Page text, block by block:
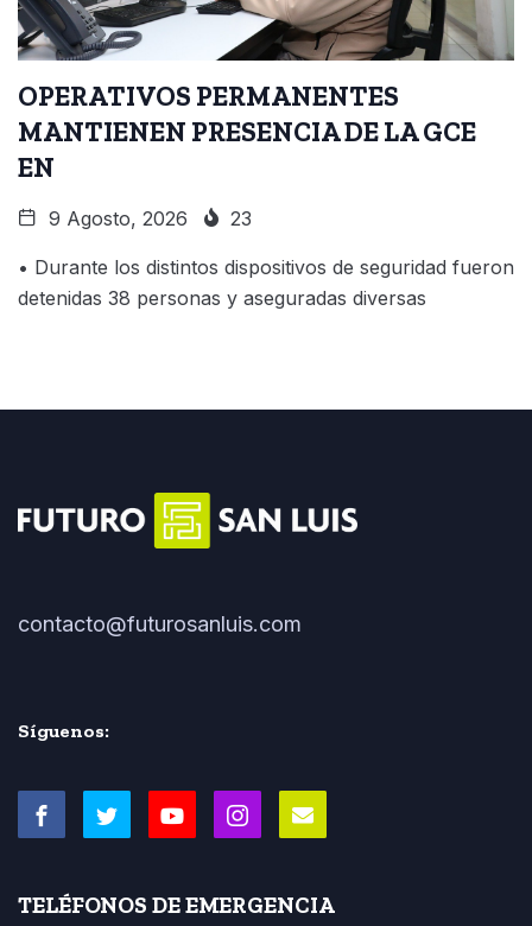
OPERATIVOS PERMANENTES
MANTIENEN PRESENCIA DE LA GCE
EN
9 Agosto, 2026 23
• Durante los distintos dispositivos de seguridad fueron
detenidas 38 personas y aseguradas diversas
contacto@futurosanluis.com
Síguenos:
TELÉFONOS DE EMERGENCIA